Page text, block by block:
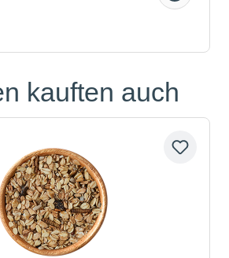
kauften auch